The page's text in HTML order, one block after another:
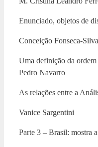
Enunciado, objetos de
Conceição Fonseca-Silva
Uma definição da
Pedro Navarro
As relações entre a
Vanice Sargentini
Parte 3 – Brasil: mostra